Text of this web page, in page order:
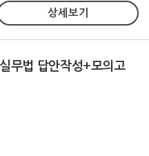
상세보기
무법 답안작성+모의고